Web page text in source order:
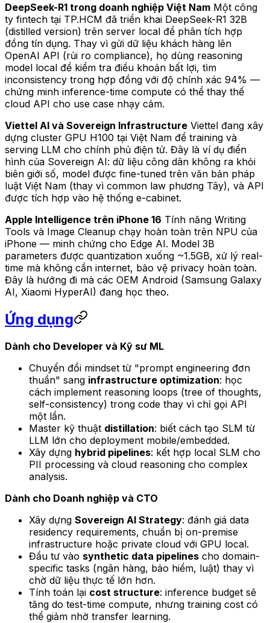
DeepSeek-R1 trong doanh nghiệp Việt Nam Một công
ty fintech tại TP.HCM đã triển khai DeepSeek-R1 32B
(distilled version) trên server local để phân tích hợp
đồng tín dụng. Thay vì gửi dữ liệu khách hàng lên
OpenAI API (rủi ro compliance), họ dùng reasoning
model local để kiểm tra điều khoản bất lợi, tìm
inconsistency trong hợp đồng với độ chính xác 94% —
chứng minh inference-time compute có thể thay thế
cloud API cho use case nhạy cảm.
Viettel AI và Sovereign Infrastructure Viettel đang xây
dựng cluster GPU H100 tại Việt Nam để training và
serving LLM cho chính phủ điện tử. Đây là ví dụ điển
hình của Sovereign AI: dữ liệu công dân không ra khỏi
biên giới số, model được fine-tuned trên văn bản pháp
luật Việt Nam (thay vì common law phương Tây), và API
được tích hợp vào hệ thống e-cabinet.
Apple Intelligence trên iPhone 16 Tính năng Writing
Tools và Image Cleanup chạy hoàn toàn trên NPU của
iPhone — minh chứng cho Edge AI. Model 3B
parameters được quantization xuống ~1.5GB, xử lý real-
time mà không cần internet, bảo vệ privacy hoàn toàn.
Đây là hướng đi mà các OEM Android (Samsung Galaxy
AI, Xiaomi HyperAI) đang học theo.
Ứng dụng
Dành cho Developer và Kỹ sư ML
Chuyển đổi mindset từ "prompt engineering đơn
thuần" sang infrastructure optimization: học
cách implement reasoning loops (tree of thoughts,
self-consistency) trong code thay vì chỉ gọi API
một lần.
Master kỹ thuật distillation: biết cách tạo SLM từ
LLM lớn cho deployment mobile/embedded.
Xây dựng hybrid pipelines: kết hợp local SLM cho
PII processing và cloud reasoning cho complex
analysis.
Dành cho Doanh nghiệp và CTO
Xây dựng Sovereign AI Strategy: đánh giá data
residency requirements, chuẩn bị on-premise
infrastructure hoặc private cloud với GPU local.
Đầu tư vào synthetic data pipelines cho domain-
specific tasks (ngân hàng, bảo hiểm, luật) thay vì
chờ dữ liệu thực tế lớn hơn.
Tính toán lại cost structure: inference budget sẽ
tăng do test-time compute, nhưng training cost có
thể giảm nhờ transfer learning.